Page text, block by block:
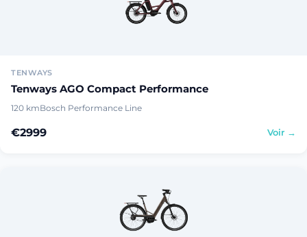
TENWAYS
Tenways AGO Compact Performance
120 kmBosch Performance Line
€2999 Voir →